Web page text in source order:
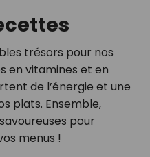
trésors pour nos
en vitamines et en
de l’énergie et une
plats. Ensemble,
pour
menus !